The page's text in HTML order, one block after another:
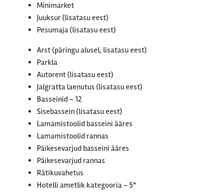
Minimarket
Juuksur (lisatasu eest)
Pesumaja (lisatasu eest)
Arst (päringu alusel, lisatasu eest)
Parkla
Autorent (lisatasu eest)
Jalgratta laenutus (lisatasu eest)
Basseinid – 12
Sisebassein (lisatasu eest)
Lamamistoolid basseini ääres
Lamamistoolid rannas
Päikesevarjud basseini ääres
Päikesevarjud rannas
Rätikuvahetus
Hotelli ametlik kategooria – 5*